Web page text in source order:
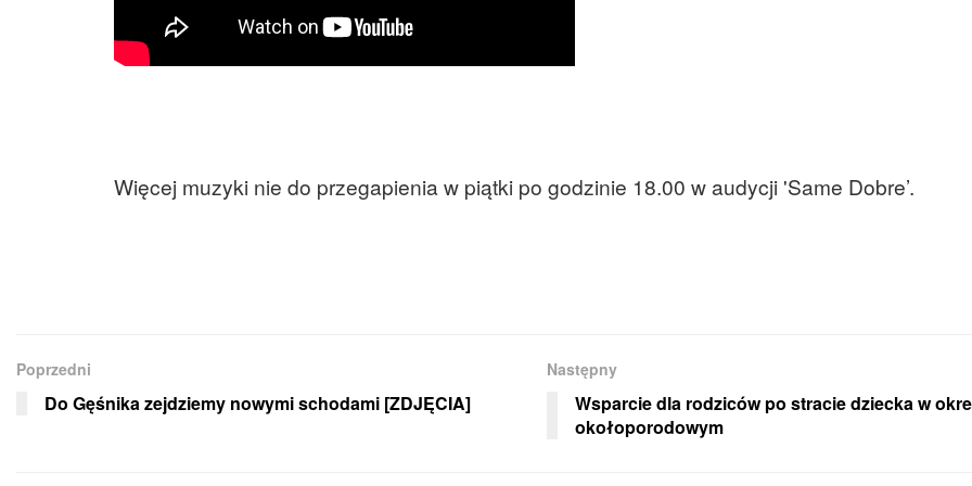
Więcej muzyki nie do przegapienia w piątki po godzinie 18.00 w audycji 'Same Dobre’.
Poprzedni
Do Gęśnika zejdziemy nowymi schodami [ZDJĘCIA]
Następny
Wsparcie dla rodziców po stracie dziecka w
okołoporodowym